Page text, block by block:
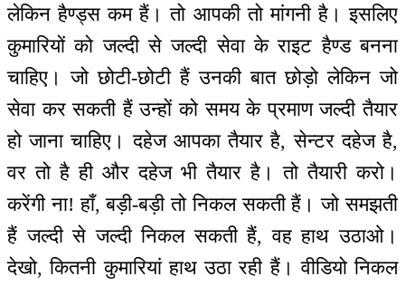
लेकिन हैण्ड्स कम हैं। तो आपकी तो मांगनी है। इसलिए
कुमारियों को जल्दी से जल्दी सेवा के राइट हैण्ड बनना
चाहिए। जो छोटी-छोटी हैं उनकी बात छोड़ो लेकिन जो
सेवा कर सकती हैं उन्हों को समय के प्रमाण जल्दी तैयार
हो जाना चाहिए। दहेज आपका तैयार है, सेन्टर दहेज है,
वर तो है ही और दहेज भी तैयार है। तो तैयारी करो।
करेंगी ना! हाँ, बड़ी-बड़ी तो निकल सकती हैं। जो समझती
हैं जल्दी से जल्दी निकल सकती हैं, वह हाथ उठाओ।
देखो, कितनी कुमारियां हाथ उठा रही हैं। वीडियो निकल